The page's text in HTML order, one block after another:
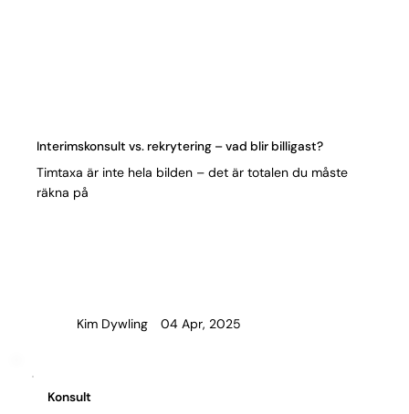
Kim Dywling 04 Apr, 2025
Interimskonsult vs. rekrytering – vad blir billigast?
Timtaxa är inte hela bilden – det är totalen du måste
räkna på
Konsult